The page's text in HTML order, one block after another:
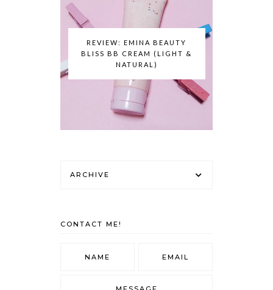
REVIEW: EMINA BEAUTY
BLISS BB CREAM (LIGHT &
NATURAL)
ARCHIVE
CONTACT ME!